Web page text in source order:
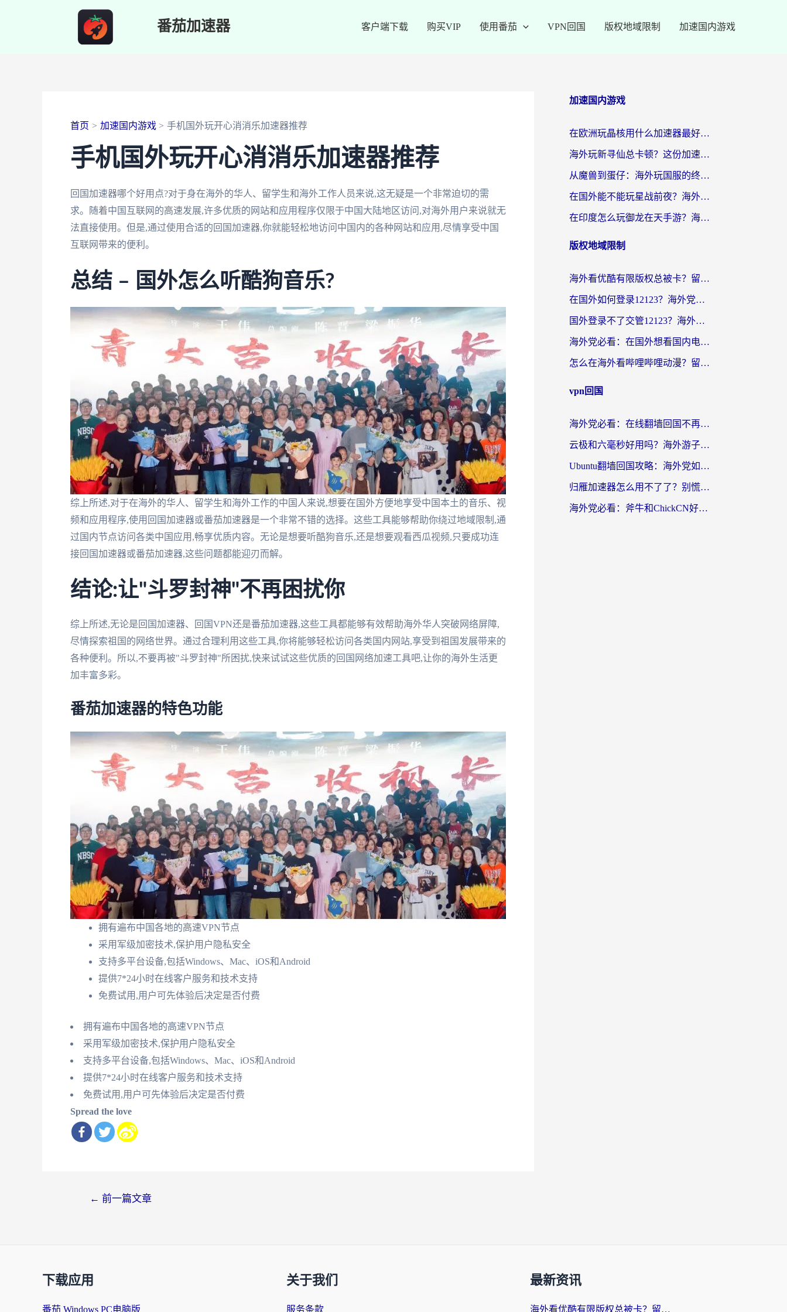
番茄加速器 客户端下载 购买VIP 使用番茄 VPN回国 版权地域限制 加速国内游戏
首页 加速国内游戏 手机国外玩开心消消乐加速器推荐
手机国外玩开心消消乐加速器推荐
回国加速器哪个好用点?对于身在海外的华人、留学生和海外工作人员来说,这无疑是一个非常迫切的需
求。随着中国互联网的高速发展,许多优质的网站和应用程序仅限于中国大陆地区访问,对海外用户来说就无
法直接使用。但是,通过使用合适的回国加速器,你就能轻松地访问中国内的各种网站和应用,尽情享受中国
互联网带来的便利。
总结 – 国外怎么听酷狗音乐?
综上所述,对于在海外的华人、留学生和海外工作的中国人来说,想要在国外方便地享受中国本土的音乐、视
频和应用程序,使用回国加速器或番茄加速器是一个非常不错的选择。这些工具能够帮助你绕过地域限制,通
过国内节点访问各类中国应用,畅享优质内容。无论是想要听酷狗音乐,还是想要观看西瓜视频,只要成功连
接回国加速器或番茄加速器,这些问题都能迎刃而解。
结论:让"斗罗封神"不再困扰你
综上所述,无论是回国加速器、回国VPN还是番茄加速器,这些工具都能够有效帮助海外华人突破网络屏障,
尽情探索祖国的网络世界。通过合理利用这些工具,你将能够轻松访问各类国内网站,享受到祖国发展带来的
各种便利。所以,不要再被"斗罗封神"所困扰,快来试试这些优质的回国网络加速工具吧,让你的海外生活更
加丰富多彩。
番茄加速器的特色功能
拥有遍布中国各地的高速VPN节点
采用军级加密技术,保护用户隐私安全
支持多平台设备,包括Windows、Mac、iOS和Android
提供7*24小时在线客户服务和技术支持
免费试用,用户可先体验后决定是否付费
拥有遍布中国各地的高速VPN节点
采用军级加密技术,保护用户隐私安全
支持多平台设备,包括Windows、Mac、iOS和Android
提供7*24小时在线客户服务和技术支持
免费试用,用户可先体验后决定是否付费
Spread the love
← 前一篇文章
加速国内游戏
在欧洲玩晶核用什么加速器最好呢？一个老玩家的真心话
海外玩新寻仙总卡顿？这份加速器选择指南让你秒回国服流畅体验
从魔兽到蛋仔：海外玩国服的终极加速指南，找到你的专属高速通道
在国外能不能玩星战前夜？海外党国服游戏不卡顿的秘密武器在这里
在印度怎么玩御龙在天手游？海外党畅玩国服的终极生存指南
版权地域限制
海外看优酷有限版权总被卡？留学生亲测有效的回国加速器选择指南
在国外如何登录12123？海外党必备的回国加速实用指南
国外登录不了交管12123？海外华人亲测有效的回国加速器选择指南
海外党必看：在国外想看国内电视剧用什么软件？3步解决地域限制
怎么在海外看哔哩哔哩动漫？留学生亲测有效的回国加速方案
vpn回国
海外党必看：在线翻墙回国不再难！教你选对加速器无缝刷国内资源
云极和六毫秒好用吗？海外游子解锁国内资源的真实答案
Ubuntu翻墙回国攻略：海外党如何选对加速器，无缝刷国内剧玩游戏？
归雁加速器怎么用不了了？别慌，这篇指南教你如何丝滑“回家”
海外党必看：斧牛和ChickCN好用吗？3款热门加速器实测+番茄加速器深度体验
下载应用
番茄 Windows PC电脑版
关于我们
服务条款
最新资讯
海外看优酷有限版权总被卡？留学生亲测有效的回国加速器选择指南